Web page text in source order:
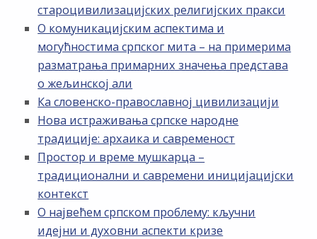
староцивилизацијских религијских пракси
О комуникацијским аспектима и
могућностима српског мита – на примерима
разматрања примарних значења представа
о жељинској али
Ка словенско-православној цивилизацији
Нова истраживања српске народне
традиције: архаика и савременост
Простор и време мушкарца –
традиционални и савремени иницијацијски
контекст
О највећем српском проблему: кључни
идејни и духовни аспекти кризе